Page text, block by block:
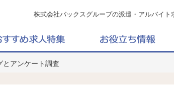
株式会社バックスグループの派遣・アルバイ
とアンケート調査